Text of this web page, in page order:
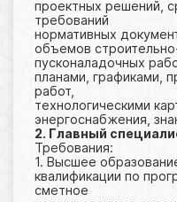
проектных решений,
требований
нормативных
объемов
пусконаладочных
планами, графиками,
работ,
технологическими
энергоснабжения,
2. Главный
Требования:
1. Высшее
квалификации по
сметное